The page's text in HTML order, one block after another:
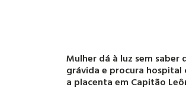
Mulher dá à luz sem saber
grávida e procura hospital
a placenta em Capitão